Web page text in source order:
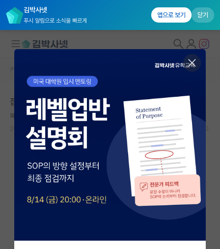
김박사넷
푸시 알림으로 소식을 빠르게
앱으로 보기 닫기
대학원생 모집
국내대학원 정보
연구실&오픈랩
커뮤니티
커뮤니티 홈
전체글보기
베스트 게시판
자유 게시판(아무개랩)
커뮤니티 홈
잡무 잘하는 사람에게만 몰리는 현실
쩨쩨한 아리스토텔레스
2023.08.06 29 8744